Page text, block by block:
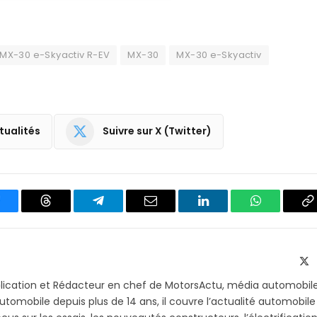
30 e-Skyactiv R-EV MX-30
MX-30 e-Skyactiv
Suivre sur X (Twitter)
Threads
Partager
Email LinkedIn WhatsApp
et Rédacteur en chef de MotorsActu, média
depuis plus de 14 ans, il couvre l’actualité automobile